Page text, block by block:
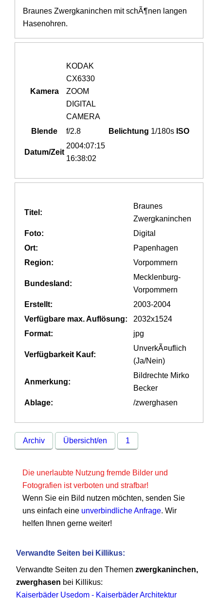
Braunes Zwergkaninchen mit schÃ¶nen langen
Hasenohren.
Kamera
KODAK
CX6330
ZOOM
DIGITAL
CAMERA
Blende
f/2.8 Belichtung 1/180s ISO
Datum/Zeit
2004:07:15
16:38:02
Titel:
Braunes
Zwergkaninchen
Foto:
Digital
Ort:
Papenhagen
Region:
Vorpommern
Bundesland:
Mecklenburg-
Vorpommern
Erstellt:
2003-2004
Verfügbare max. Auflösung:
2032x1524
Format:
jpg
Verfügbarkeit Kauf:
UnverkÃ¤uflich
(Ja/Nein)
Anmerkung:
Bildrechte Mirko
Becker
Ablage:
/zwerghasen
Archiv Übersicht/en 1
Die unerlaubte Nutzung fremde Bilder und
Fotografien ist verboten und strafbar!
Wenn Sie ein Bild nutzen möchten, senden Sie
uns einfach eine unverbindliche Anfrage. Wir
helfen Ihnen gerne weiter!
Verwandte Seiten bei Killikus:
Verwandte Seiten zu den Themenzwergkaninchen,
zwerghasen bei Killikus:
Kaiserbäder Usedom - Kaiserbäder Architektur